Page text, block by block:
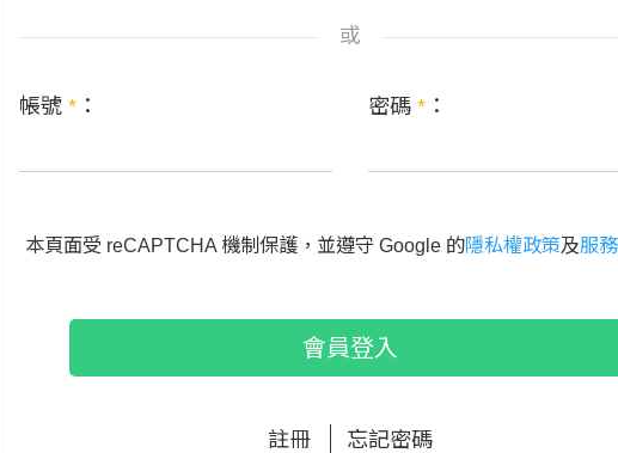
或
帳號 * ： 密碼 * ：
本頁面受 reCAPTCHA 機制保護，並遵守 Google 的隱私權政策及服
會員登入
註冊 忘記密碼